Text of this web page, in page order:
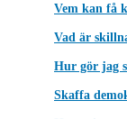
Vem kan få
Vad är
Hur gör jag
Skaffa